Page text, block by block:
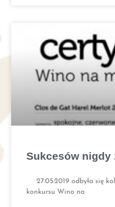
Sukcesów
27.05.2019 odbyła się
konkursu Wino na